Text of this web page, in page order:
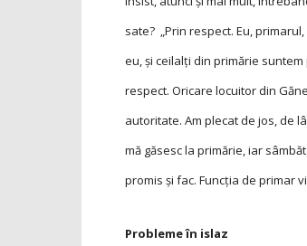
sate? „Prin respect. Eu,
eu, și ceilalţi din primărie
respect. Oricare locuitor din
autoritate. Am plecat de jos, de
mă găsesc la primărie, iar
promis și fac. Funcţia de primar
Probleme în islaz